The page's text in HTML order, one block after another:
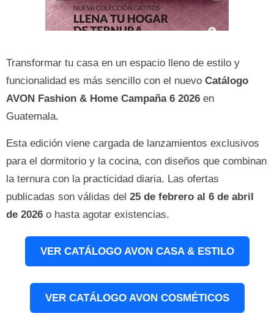
Transformar tu casa en un espacio lleno de estilo y
funcionalidad es más sencillo con el nuevo Catálogo
AVON Fashion & Home Campaña 6 2026 en
Guatemala.
Esta edición viene cargada de lanzamientos exclusivos
para el dormitorio y la cocina, con diseños que combinan
la ternura con la practicidad diaria. Las ofertas
publicadas son válidas del 25 de febrero al 6 de abril
de 2026 o hasta agotar existencias.
VER CATÁLOGO AVON CASA & ESTILO
VER CATÁLOGO AVON COSMÉTICOS